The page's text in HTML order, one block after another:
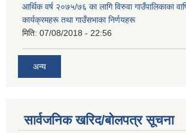
आर्थिक वर्ष २०७५/७६ का लागि विरुवा गाउँपालिकाका
कार्यक्रमहरू तथा गाउँसभाका निर्णयहरू
मिति: 07/08/2018 - 22:56
अन्य
सार्वजनिक खरिद/बोलपत्र सूचना